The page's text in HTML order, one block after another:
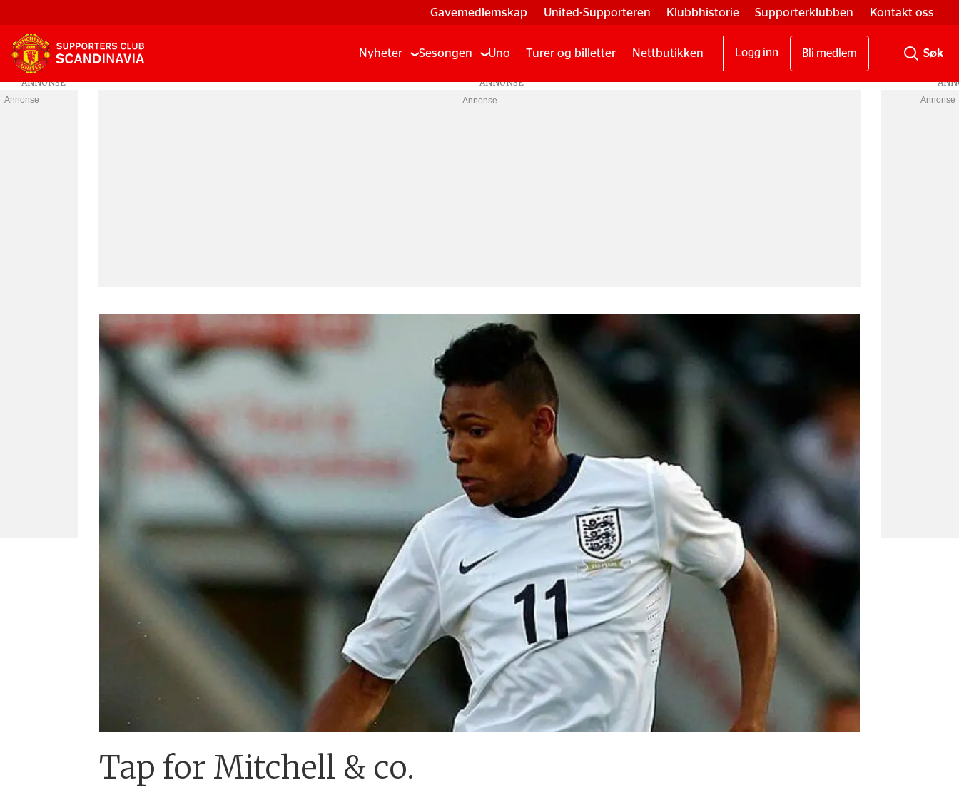
Gavemedlemskap United-Supporteren Klubbhistorie Supporterklubben Kontakt oss
Nyheter Sesongen Uno Turer og billetter Nettbutikken Logg inn Bli medlem
Annonse
Tap for Mitchell & co.
Annonse Annonse